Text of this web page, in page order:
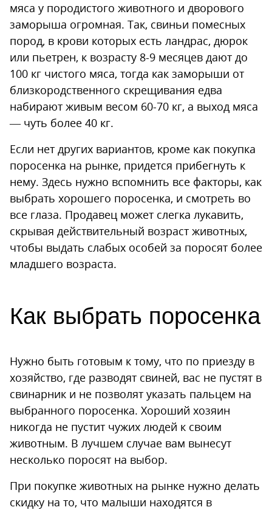
мяса у породистого животного и дворового
заморыша огромная. Так, свиньи помесных
пород, в крови которых есть ландрас, дюрок
или пьетрен, к возрасту 8-9 месяцев дают до
100 кг чистого мяса, тогда как заморыши от
близкородственного скрещивания едва
набирают живым весом 60-70 кг, а выход мяса
— чуть более 40 кг.
Если нет других вариантов, кроме как покупка
поросенка на рынке, придется прибегнуть к
нему. Здесь нужно вспомнить все факторы, как
выбрать хорошего поросенка, и смотреть во
все глаза. Продавец может слегка лукавить,
скрывая действительный возраст животных,
чтобы выдать слабых особей за поросят более
младшего возраста.
Как выбрать поросенка
Нужно быть готовым к тому, что по приезду в
хозяйство, где разводят свиней, вас не пустят в
свинарник и не позволят указать пальцем на
выбранного поросенка. Хороший хозяин
никогда не пустит чужих людей к своим
животным. В лучшем случае вам вынесут
несколько поросят на выбор.
При покупке животных на рынке нужно делать
скидку на то, что малыши находятся в